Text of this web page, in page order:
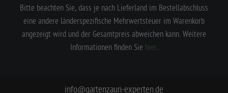
Bitte beachten Sie, dass je nach Lieferland im Bestellabschluss
eine andere länderspezifische Mehrwertsteuer im Warenkorb
angezeigt wird und der Gesamtpreis abweichen kann. Weitere
Informationen finden Sie hier.
info@gartenzaun-experten.de